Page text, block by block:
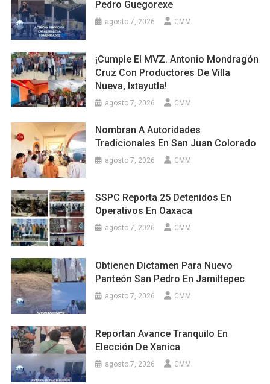
Pedro Guegorexe
agosto 7, 2026 CMM
¡Cumple El MVZ. Antonio Mondragón
Cruz Con Productores De Villa
Nueva, Ixtayutla!
agosto 7, 2026 CMM
Nombran A Autoridades
Tradicionales En San Juan Colorado
agosto 7, 2026 CMM
SSPC Reporta 25 Detenidos En
Operativos En Oaxaca
agosto 7, 2026 CMM
Obtienen Dictamen Para Nuevo
Panteón San Pedro En Jamiltepec
agosto 7, 2026 CMM
Reportan Avance Tranquilo En
Elección De Xanica
agosto 7, 2026 CMM